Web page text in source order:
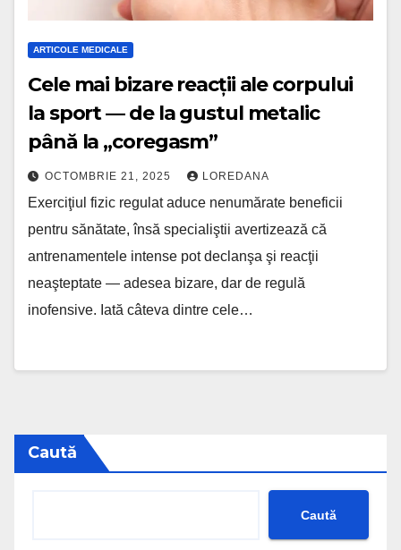
ARTICOLE MEDICALE
Cele mai bizare reacții ale corpului
la sport — de la gustul metalic
până la „coregasm”
OCTOMBRIE 21, 2025 LOREDANA
Exerciţiul fizic regulat aduce nenumărate beneficii
pentru sănătate, însă specialiştii avertizează că
antrenamentele intense pot declanşa şi reacţii
neaşteptate — adesea bizare, dar de regulă
inofensive. Iată câteva dintre cele…
Caută
Caută